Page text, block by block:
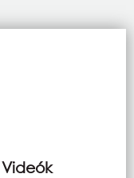
Videók